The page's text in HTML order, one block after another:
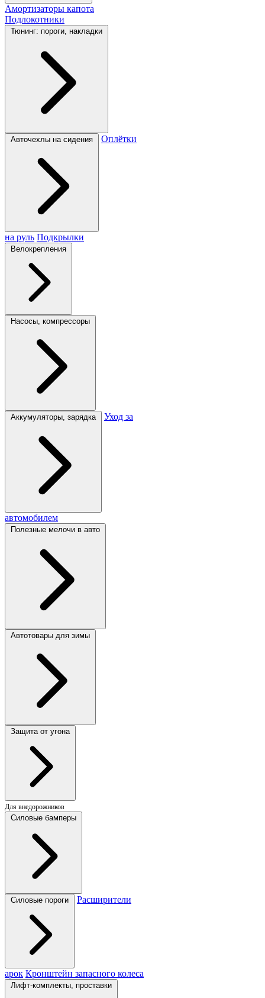
Амортизаторы капота
Подлокотники
Тюнинг: пороги, накладки
Авточехлы на сидения Оплётки
на руль Подкрылки
Велокрепления
Насосы, компрессоры
Аккумуляторы, зарядка Уход за
автомобилем
Полезные мелочи в авто
Автотовары для зимы
Защита от угона
Для внедорожников
Силовые бамперы
Силовые пороги Расширители
арок Кронштейн запасного колеса
Лифт-комплекты, проставки